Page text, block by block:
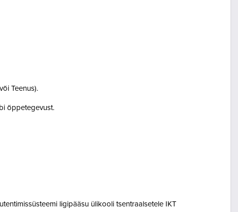
Teenus).
õppetegevust.
ligipääsu ülikooli tsentraalsetele IKT